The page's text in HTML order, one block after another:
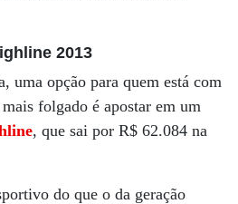
2013
uma opção para quem está com
folgado é apostar em um
, que sai por R$ 62.084 na
do que o da geração